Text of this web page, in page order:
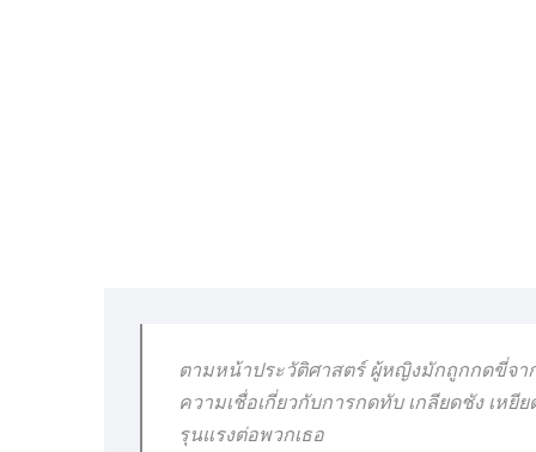
ตามหน้าประวัติศาสตร์ ผู้หญิงมักถูกกดขี่จ
ความเชื่อเกี่ยวกับการกดทับ เกลียดชัง เห
รุนแรงต่อพวกเธอ